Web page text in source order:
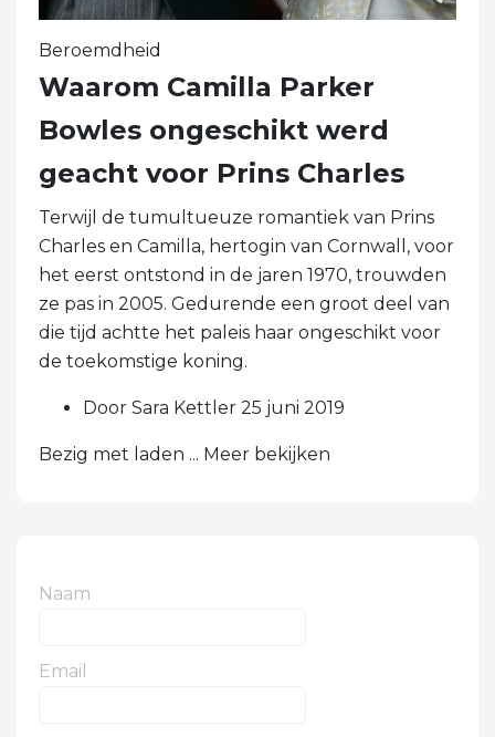
Beroemdheid
Waarom Camilla Parker
Bowles ongeschikt werd
geacht voor Prins Charles
Terwijl de tumultueuze romantiek van Prins
Charles en Camilla, hertogin van Cornwall, voor
het eerst ontstond in de jaren 1970, trouwden
ze pas in 2005. Gedurende een groot deel van
die tijd achtte het paleis haar ongeschikt voor
de toekomstige koning.
Door Sara Kettler 25 juni 2019
Bezig met laden ... Meer bekijken
Naam
Email